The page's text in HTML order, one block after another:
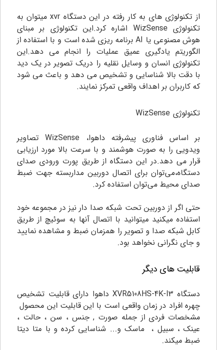
از تکنولوژی های به کار رفته در این دستگاه xvr میتوان به
تکنولوژی WizSense اشاره کرد.این تکنولوژی بر مبنای
هوش مصنوعی یا AI برنامه ریزی شده است و با استفاده از
الگوریتم یادگیری عمیق عملیات را انجام می دهد.این
تکنولوژی انسان و وسایل نقلیه را دریک تصویر در یک دید
با دقت بالا شناسایی و تشخیص می دهد و باعث می شود
که کاربران بر اهداف واقعی تمرکز نمایند.
تکنولوژی WizSense
بر اساس فناوری پیشرفته داهوا، WizSense تصاویر
ویدویی را به صورت هوشمند و با سرعت بالا مورد ارزیابی
قرار می دهد.در این دستگاه از طریق پورت ورودی صدای
دستگاه،می‌توان برای اتصال دوربین مداربسته جهت ضبط
صدای محیط می‌توان استفاده کرد.
حتی اگر از دوربین تحت شبکه صدا دار نیز در مجموعه خود
استفاده میکنید میتوانید با اتصال آنها به سوئیچ از طریق
کابل شبکه صدا و تصویر را همزمان ضبط و مشاهده نمایید
و جای نگرانی نخواهد بود.
قابلیت های دیگر
دستگاه XVR5108HS-4K-I3 داهوا دارای قابلیت تشخیص
چهره افراد در زمان واقعی است با این قابلیت این محصول
مشخصات فردی از جمله صورت , جنس ، سن ، حالت ،
عینک ، سبیل ، ماسک و... شناسایی کرده و با متا دیتا
ضبط میکند.